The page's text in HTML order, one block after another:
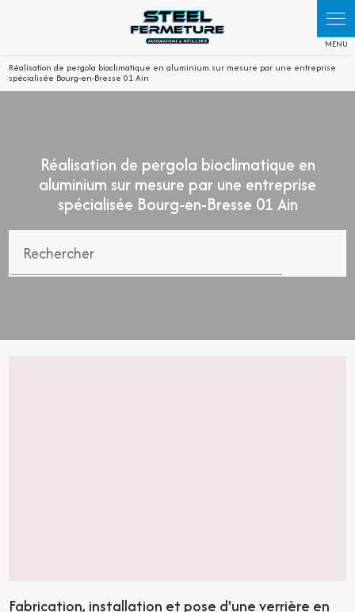
Réalisation de pergola bioclimatique en aluminium sur mesure par une entreprise
spécialisée Bourg-en-Bresse 01 Ain
Réalisation de pergola bioclimatique en
aluminium sur mesure par une entreprise
spécialisée Bourg-en-Bresse 01 Ain
Rechercher
Fabrication, installation et pose d'une verrière en